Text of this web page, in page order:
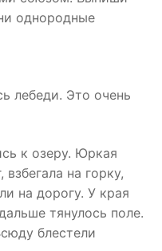
однородные
лебеди. Это очень
к озеру. Юркая
на горку,
на дорогу. У края
тянулось поле.
блестели